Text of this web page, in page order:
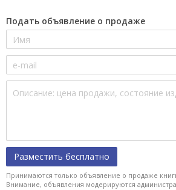
Подать объявление о продаже
Разместить бесплатно
Принимаются только объявление о продаже
Внимание, объявления модерируются